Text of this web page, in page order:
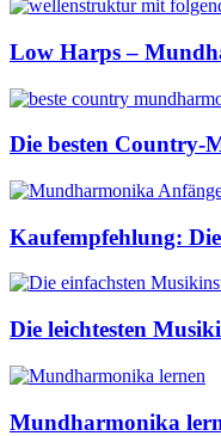
Low Harps –
Die besten Country-
Kaufempfehlung:
Die leichtesten
Mundharmonika